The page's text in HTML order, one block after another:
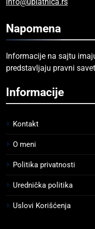
info@uplatnica.rs
Napomena
Informacije na sajtu
predstavljaju pravni
Informacije
Kontakt
O meni
Politika privatnosti
Urednička politika
Uslovi Korišćenja